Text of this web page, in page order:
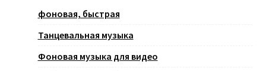
фоновая, быстрая
Танцевальная музыка
Фоновая музыка для видео